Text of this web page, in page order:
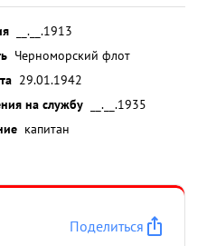
__.__.1913
Черноморский флот
29.01.1942
на службу
__.__.1935
капитан
Поделиться